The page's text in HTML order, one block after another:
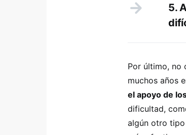
5.
Por último, no
muchos años
el apoyo de
dificultad,
algún otro